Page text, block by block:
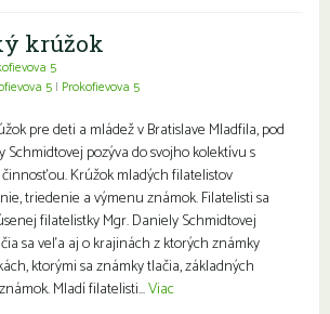
krúžok
5
5 | Prokofievova 5
pre deti a mládež v Bratislave Mladfila, pod
pozýva do svojho kolektívu s
Krúžok mladých filatelistov
triedenie a výmenu známok. Filatelisti sa
filatelistky Mgr. Daniely Schmidtovej
sa veľa aj o krajinách z ktorých známky
ktorými sa známky tlačia, základných
Mladí filatelisti...Viac